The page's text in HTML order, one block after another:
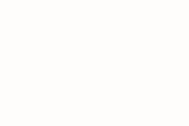
de moedas
crédito